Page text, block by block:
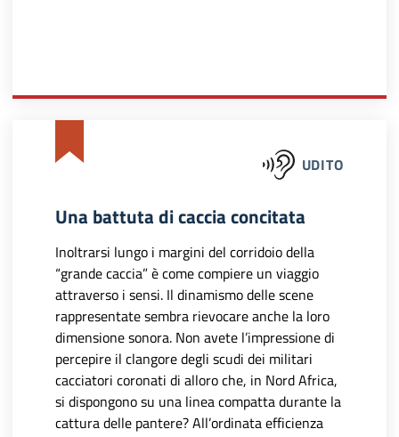
UDITO
Una battuta di caccia concitata
Inoltrarsi lungo i margini del corridoio della
“grande caccia” è come compiere un viaggio
attraverso i sensi. Il dinamismo delle scene
rappresentate sembra rievocare anche la loro
dimensione sonora. Non avete l’impressione di
percepire il clangore degli scudi dei militari
cacciatori coronati di alloro che, in Nord Africa,
si dispongono su una linea compatta durante la
cattura delle pantere? All’ordinata efficienza